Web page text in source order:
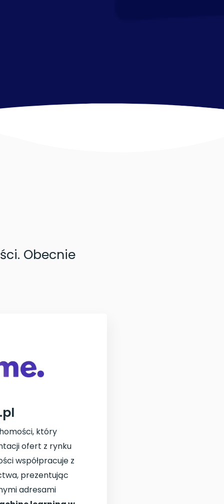
Obecnie
który
ofert z rynku
współpracuje z
prezentując
adresami